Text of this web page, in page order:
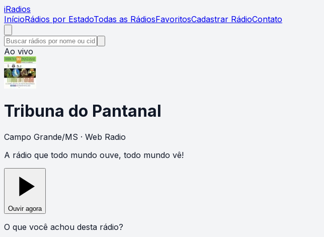
iRadios
InícioRádios por EstadoTodas as RádiosFavoritosCadastrar RádioContato
Ao vivo
Tribuna do Pantanal
Campo Grande/MS · Web Radio
A rádio que todo mundo ouve, todo mundo vê!
Ouvir agora
O que você achou desta rádio?